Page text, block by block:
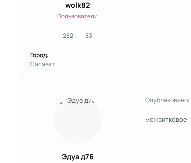
wolk82
Пользователи
282сообщения
83Репутация
Город:
Салават
Эдуа д76
Опубликовано:
межвитковое